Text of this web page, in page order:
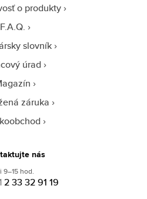
o produkty
F.A.Q.
slovník
úrad
záruka
nás
9–15 hod.
2 33 32 91 19